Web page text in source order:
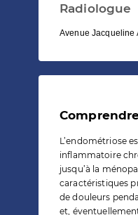
Radiologue
Avenue Jacqueline
L’endométriose
inflammatoire
jusqu’à la
caractéristiques
de douleurs
et,